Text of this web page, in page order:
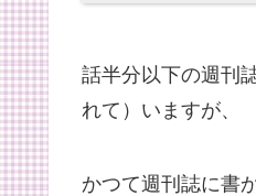
話半分以下の週刊
れて）いますが、
かつて週刊誌に書